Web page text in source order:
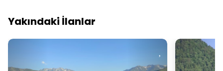
Yakındaki İlanlar